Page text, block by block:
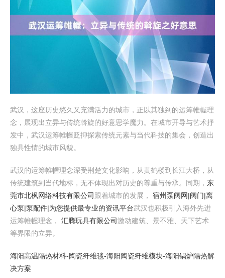
武汉，这座历史悠久又充满活力的城市，正以其独到的运筹帷幄理
念，展现出立异与传统斡旋的好意思学魔力。在城市开导与艺术抒
发中，武汉运筹帷幄贬抑探索传统元素与当代科技的集会，创造出
独具性情的城市风貌。
武汉的运筹帷幄理念深受荆楚文化影响，从黄鹤楼到长江大桥，从
传统建筑到当代地标，无不体现出对历史的尊重与传承。同期， 东
莞市北枫网络科技有限公司 跟着城市的发展， 宿州泵阀网|阀门|离
心泵|泵配件|为您提供最专业的资讯平台武汉也积极引入海外先进
运筹帷幄理念， 汇腾玩具有限公司激动建筑、景不雅、天下艺术
等界限的立异。
海阳高温隔热材料-陶瓷纤维毯-海阳陶瓷纤维模块-海阳锅炉隔热解
决方案